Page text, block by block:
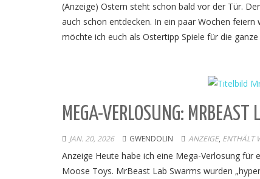
(Anzeige) Ostern steht schon bald vor der Tür.
auch schon entdecken. In ein paar Wochen
möchte ich euch als Ostertipp Spiele für die
MEGA-VERLOSUNG:
JAN. 20, 2026 GWENDOLIN ANZEIGE, ENTHÄLT
Anzeige Heute habe ich eine Mega-Verlosung für
Moose Toys. MrBeast Lab Swarms wurden